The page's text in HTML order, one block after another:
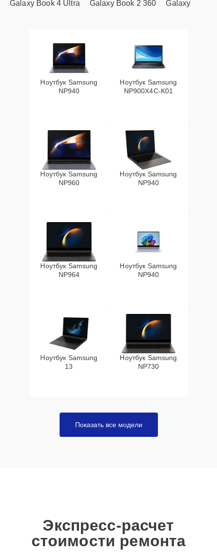
Galaxy Book 4 Ultra Galaxy Book 2 360 Galaxy
Ноутбук Samsung
NP940
Ноутбук Samsung
NP900X4C-K01
Ноутбук Samsung
NP960
Ноутбук Samsung
NP940
Ноутбук Samsung
NP964
Ноутбук Samsung
NP940
Ноутбук Samsung
13
Ноутбук Samsung
NP730
Показать все модели
Экспресс-расчет
стоимости ремонта